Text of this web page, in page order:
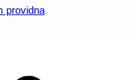
providna